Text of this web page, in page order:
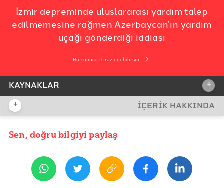
İzmir depreminde uluslararası yardım talep
edilmemesine rağmen Azerbaycan’ın yardım
uçağı gönderdiği iddiası
Bu sonuca itiraz edebilirsin
KAYNAKLAR +
İDDİA KAYNAĞI
REFERANSLAR
İddia Kaynağı
+ İÇERİK HAKKINDA
YAYIN TARİHİ
Sen, doğru bilgiyi paylaş